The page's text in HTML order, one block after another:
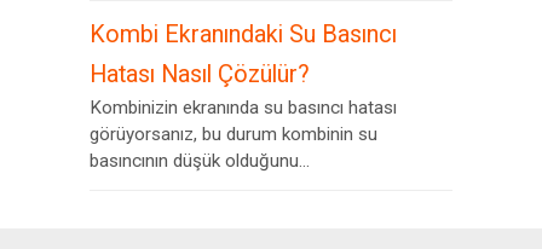
Kombi Ekranındaki Su Basıncı
Hatası Nasıl Çözülür?
Kombinizin ekranında su basıncı hatası
görüyorsanız, bu durum kombinin su
basıncının düşük olduğunu...